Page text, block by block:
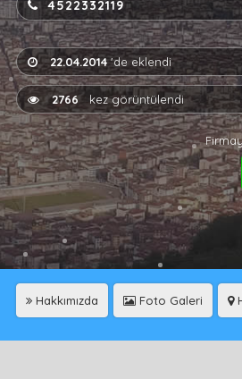
4522332119
22.04.2014'de eklendi
2766kez görüntülendi
Hakkımızda Foto Galeri